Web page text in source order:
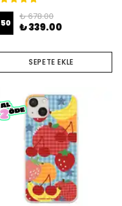
50
₺ 678.00
₺ 339.00
SEPETE EKLE